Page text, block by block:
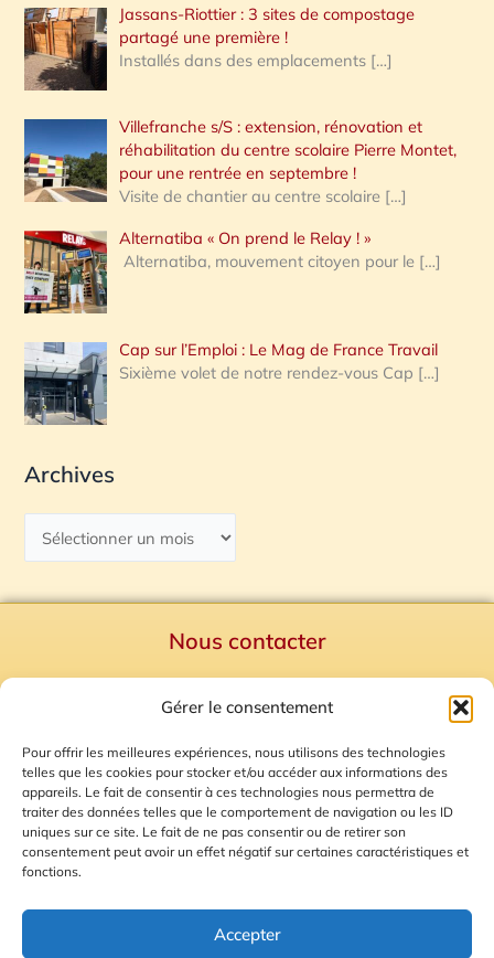
Gérer le consentement
Pour offrir les meilleures expériences, nous utilisons des technologies
telles que les cookies pour stocker et/ou accéder aux informations des
appareils. Le fait de consentir à ces technologies nous permettra de
traiter des données telles que le comportement de navigation ou les ID
uniques sur ce site. Le fait de ne pas consentir ou de retirer son
consentement peut avoir un effet négatif sur certaines caractéristiques et
fonctions.
Accepter
Jassans-Riottier : 3 sites de compostage
partagé une première !
Installés dans des emplacements […]
Villefranche s/S : extension, rénovation et
réhabilitation du centre scolaire Pierre Montet,
pour une rentrée en septembre !
Visite de chantier au centre scolaire […]
Alternatiba « On prend le Relay ! »
Alternatiba, mouvement citoyen pour le […]
Cap sur l’Emploi : Le Mag de France Travail
Sixième volet de notre rendez-vous Cap […]
Archives
Nous contacter
Mentions Légales
Plan du site
Gestion des Cookies